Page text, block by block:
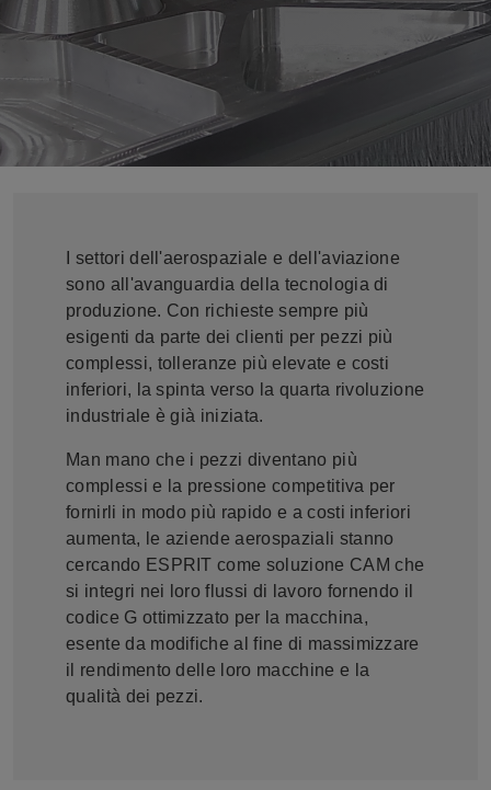
I settori dell'aerospaziale e dell'aviazione
sono all'avanguardia della tecnologia di
produzione. Con richieste sempre più
esigenti da parte dei clienti per pezzi più
complessi, tolleranze più elevate e costi
inferiori, la spinta verso la quarta rivoluzione
industriale è già iniziata.
Man mano che i pezzi diventano più
complessi e la pressione competitiva per
fornirli in modo più rapido e a costi inferiori
aumenta, le aziende aerospaziali stanno
cercando ESPRIT come soluzione CAM che
si integri nei loro flussi di lavoro fornendo il
codice G ottimizzato per la macchina,
esente da modifiche al fine di massimizzare
il rendimento delle loro macchine e la
qualità dei pezzi.